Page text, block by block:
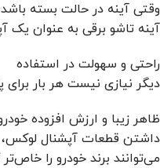
وقتی آینه در حالت بسته
آینه تاشو برقی به عنوان
راحتی و سهولت در استفاده
دیگر نیازی نیست هر بار
ظاهر زیبا و ارزش افزوده
داشتن قطعات آپشنال لوکس،
می‌توانند برند خودرو را خاص‌تر